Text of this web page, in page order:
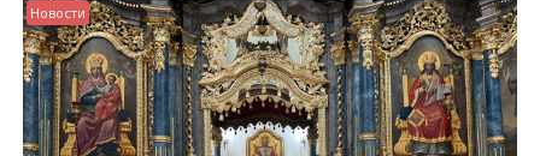
И
Я
П
О
З
А
Новости